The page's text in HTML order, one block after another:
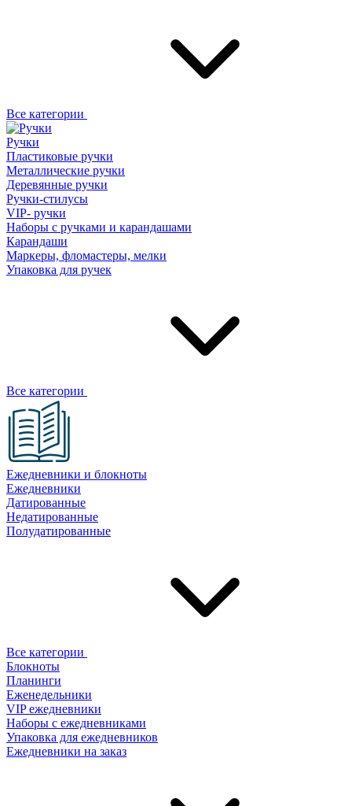
Все категории
Ручки
Пластиковые ручки
Металлические ручки
Деревянные ручки
Ручки-стилусы
VIP- ручки
Наборы с ручками и карандашами
Карандаши
Маркеры, фломастеры, мелки
Упаковка для ручек
Все категории
Ежедневники и блокноты
Ежедневники
Датированные
Недатированные
Полудатированные
Все категории
Блокноты
Планинги
Еженедельники
VIP ежедневники
Наборы с ежедневниками
Упаковка для ежедневников
Ежедневники на заказ